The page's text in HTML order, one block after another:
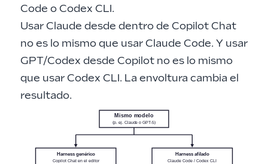
Code o Codex CLI.
Usar Claude desde dentro de Copilot Chat
no es lo mismo que usar Claude Code. Y usar
GPT/Codex desde Copilot no es lo mismo
que usar Codex CLI. La envoltura cambia el
resultado.
Mismo modelo
(p. ej. Claude o GPT-5)
Harness genérico
Copilot Chat en el editor
Harness afilado
Claude Code / Codex CLI